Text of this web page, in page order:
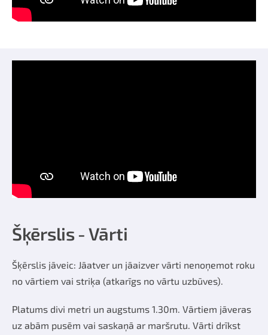
Šķērslis - Vārti
Šķērslis jāveic: Jāatver un jāaizver vārti nenoņemot roku
no vārtiem vai striķa (atkarīgs no vārtu uzbūves).
Platums divi metri un augstums 1.30m. Vārtiem jāveras
uz abām pusēm vai saskaņā ar maršrutu. Vārti drīkst